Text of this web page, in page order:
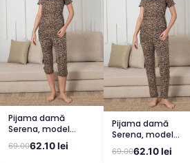
Pijama damă
Serena, model
leopard, mânecă
scurtă, pantaloni
69.0062.10 lei
Pijama damă
Serena, model
leopard, mânecă
scurtă, pantaloni
69.0062.10 lei